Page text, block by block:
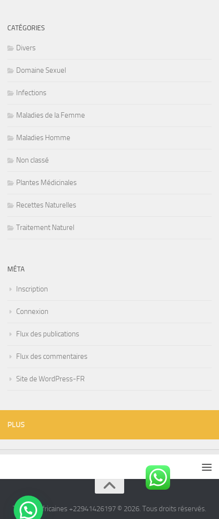
CATÉGORIES
Divers
Domaine Sexuel
Infections
Maladies de la Femme
Maladies Homme
Non classé
Plantes Médicinales
Recettes Naturelles
Traitement Naturel
MÉTA
Inscription
Connexion
Flux des publications
Flux des commentaires
Site de WordPress-FR
PLUS
Tisanes Africaines +22941426197 © 2026. Tous droits réservés.